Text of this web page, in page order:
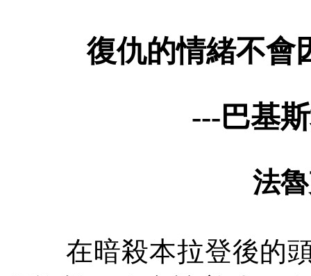
復仇的情緒不會
---巴基
法
在暗殺本拉登後的